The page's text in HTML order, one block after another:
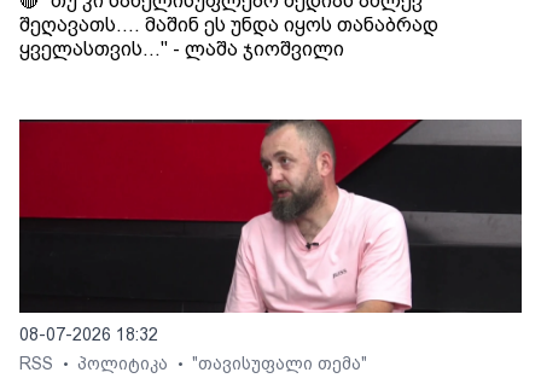
შეღავათს.... მაშინ ეს უნდა იყოს თანაბრად
ყველასთვის..." - ლაშა ჯიოშვილი
08-07-2026 18:32
RSS
• პოლიტიკა • "თავისუფალი თემა"